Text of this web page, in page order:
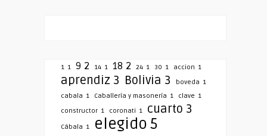
1 1 9 2 14 1 18 2 24 1 30 1 accion 1
aprendiz 3 Bolivia 3 boveda 1
cabala 1 Caballería y masonería 1 clave 1
constructor 1 coronati 1 cuarto 3
Cábala 1 elegido5